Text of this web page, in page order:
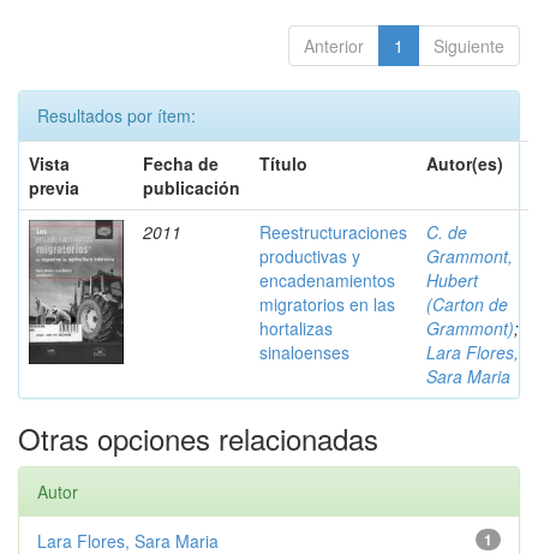
Anterior 1 Siguiente
Resultados por ítem:
Vista
previa
Fecha de
publicación
Título Autor(es)
2011
Reestructuraciones
productivas y
encadenamientos
migratorios en las
hortalizas
sinaloenses
C. de
Grammont,
Hubert
(Carton de
Grammont);
Lara Flores,
Sara Maria
Otras opciones relacionadas
Autor
1
Lara Flores, Sara Maria